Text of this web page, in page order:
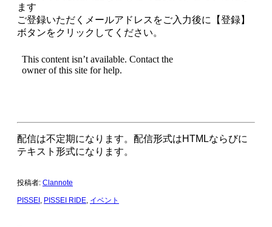
ます
ご登録いただくメールアドレスをご入力後に【登録】
ボタンをクリックしてください。
配信は不定期になります。配信形式はHTMLならびに
テキスト形式になります。
投稿者: Clannote
PISSEI PISSEI RIDE イベント